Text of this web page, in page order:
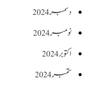
دسمبر 2024
نومبر 2024
اکتوبر 2024
ستمبر 2024